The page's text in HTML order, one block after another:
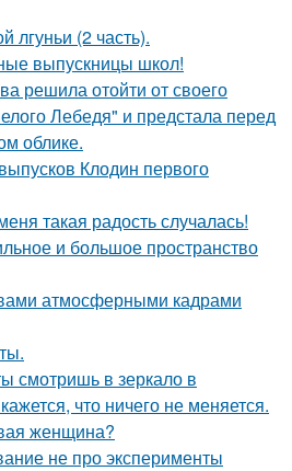
лгуньи (2 часть).
выпускницы школ!
решила отойти от своего
Лебедя" и предстала перед
облике.
Клодин первого
такая радость случалась!
и большое пространство
атмосферными кадрами
смотришь в зеркало в
что ничего не меняется.
женщина?
не про эксперименты